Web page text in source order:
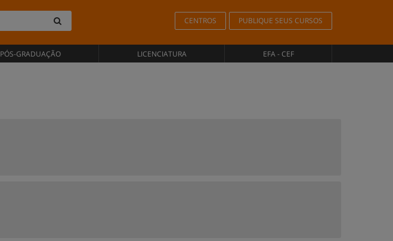
CENTROS PUBLIQUE SEUS CURSOS
PÓS-GRADUAÇÃO LICENCIATURA EFA - CEF